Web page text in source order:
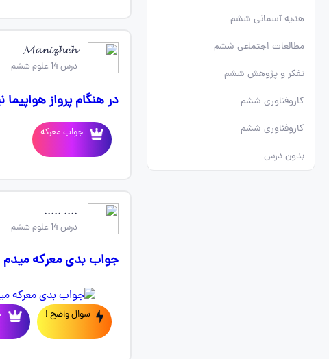
هدیه آسمانی ششم
مطالعات اجتماعی ششم
تفکر و پژوهش ششم
کاروفناوری ششم
کاروفناوری ششم
بدون درس
𝓜𝓪𝓷𝓲𝔃𝓱𝓮𝓱
درس 14 علوم ششم
در هنگام پرواز
جواب معرکه
.... .....
درس 14 علوم ششم
جواب بدی معرکه میدم
سوال واضح !